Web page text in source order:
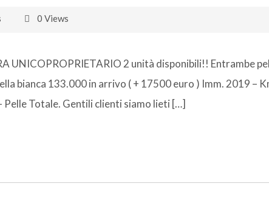
0 Views
UNICOPROPRIETARIO 2 unità disponibili!! Entrambe
bianca 133.000 in arrivo ( + 17500 euro ) Imm. 2019 –
Pelle Totale. Gentili clienti siamo lieti […]